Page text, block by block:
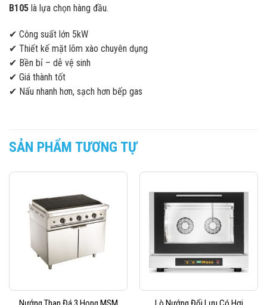
B105 là lựa chọn hàng đầu.
✔ Công suất lớn 5kW
✔ Thiết kế mặt lõm xào chuyên dụng
✔ Bền bỉ – dễ vệ sinh
✔ Giá thành tốt
✔ Nấu nhanh hơn, sạch hơn bếp gas
SẢN PHẨM TƯƠNG TỰ